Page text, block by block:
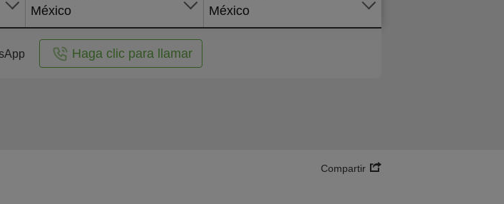
México México
Haga clic para llamar
Compartir